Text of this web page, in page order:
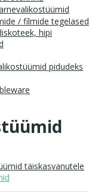
/ filmide tegelased
hipi
pidudeks
täiskasvanutele